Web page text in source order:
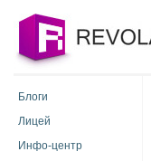
Блоги
Лицей
Инфо-центр